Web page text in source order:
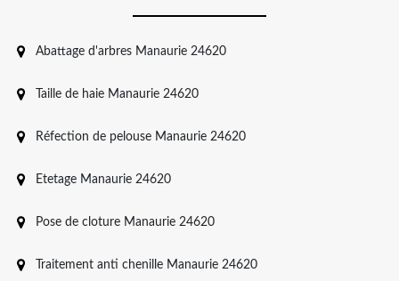
Abattage d'arbres Manaurie 24620
Taille de haie Manaurie 24620
Réfection de pelouse Manaurie 24620
Etetage Manaurie 24620
Pose de cloture Manaurie 24620
Traitement anti chenille Manaurie 24620